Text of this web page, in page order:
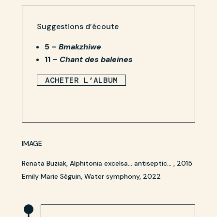
Suggestions d’écoute
5 – Bmakzhiwe
11 – Chant des baleines
ACHETER L’ALBUM
IMAGE
Renata Buziak, Alphitonia excelsa… antiseptic… , 2015
Emily Marie Séguin, Water symphony, 2022